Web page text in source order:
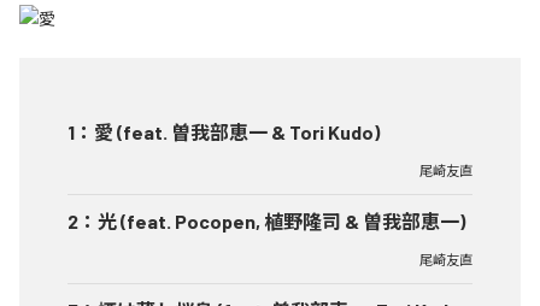
1 ： 愛 (feat. 曽我部恵一 & Tori Kudo)
尾崎友直
2 ： 光 (feat. Pocopen, 植野隆司 & 曽我部恵一)
尾崎友直